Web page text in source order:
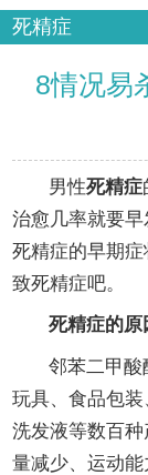
死精症
8情况易
男性死精症
治愈几率就要
死精症的早期
致死精症吧。
死精症的原
邻苯二甲酸
玩具、食品包
洗发液等数百
量减少、运动